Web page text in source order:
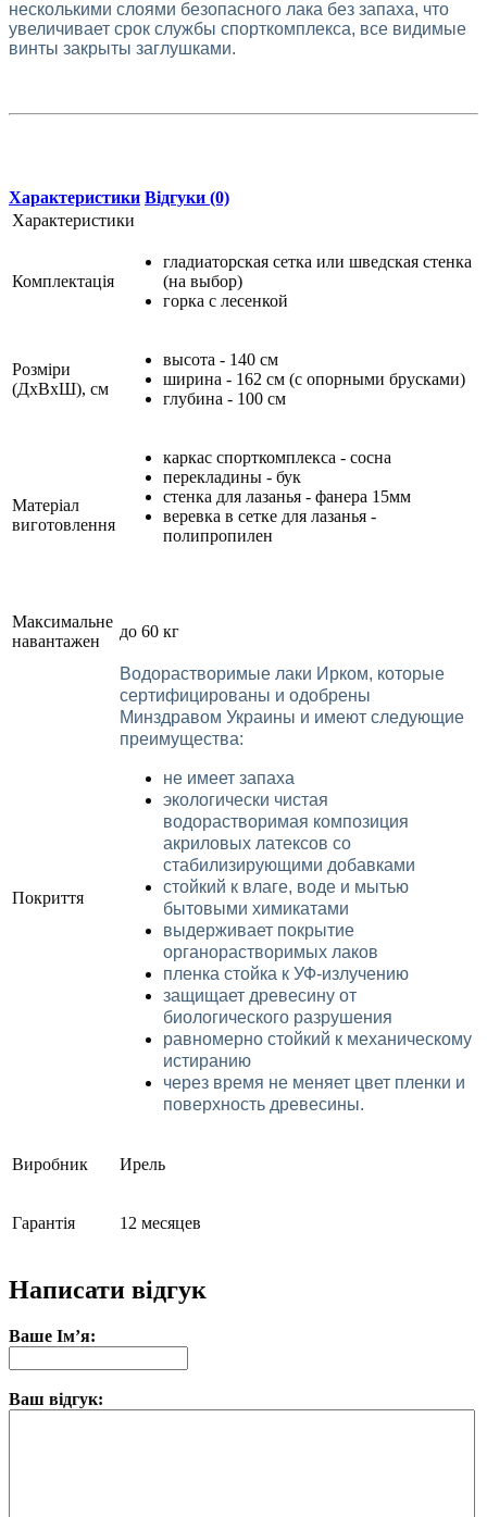
несколькими слоями безопасного лака без запаха, что
увеличивает срок службы спорткомплекса, все видимые
винты закрыты заглушками.
Характеристики Відгуки (0)
Характеристики
Комплектація
гладиаторская сетка или шведская стенка
(на выбор)
горка с лесенкой
Розміри
(ДхВхШ), см
высота - 140 см
ширина - 162 см (с опорными брусками)
глубина - 100 см
Матеріал
виготовлення
каркас спорткомплекса - сосна
перекладины - бук
стенка для лазанья - фанера 15мм
веревка в сетке для лазанья -
полипропилен
Максимальне
навантажен
до 60 кг
Покриття
Водорастворимые лаки Ирком, которые
сертифицированы и одобрены
Минздравом Украины и имеют следующие
преимущества:
не имеет запаха
экологически чистая
водорастворимая композиция
акриловых латексов со
стабилизирующими добавками
стойкий к влаге, воде и мытью
бытовыми химикатами
выдерживает покрытие
органорастворимых лаков
пленка стойка к УФ-излучению
защищает древесину от
биологического разрушения
равномерно стойкий к механическому
истиранию
через время не меняет цвет пленки и
поверхность древесины.
Виробник Ирель
Гарантія 12 месяцев
Написати відгук
Ваше Ім’я:
Ваш відгук: